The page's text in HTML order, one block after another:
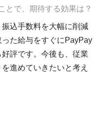
とで、期待する効果は？
込手数料を大幅に削減
た給与をすぐにPayPay
評です。今後も、従業
進めていきたいと考え